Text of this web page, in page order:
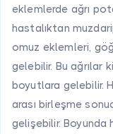
eklemlerde ağrı
hastalıktan
omuz eklemleri,
gelebilir. Bu ağrılar
boyutlara gelebilir.
arası birleşme
gelişebilir. Boyunda